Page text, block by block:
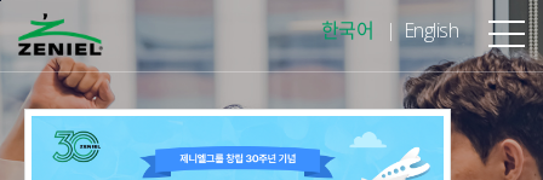
본문바로가기
한국어 English